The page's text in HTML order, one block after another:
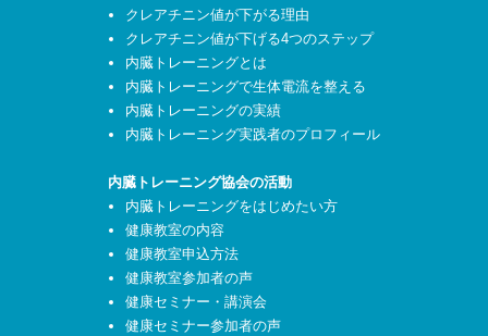
クレアチニン値が下がる理由
クレアチニン値が下げる4つのステップ
内臓トレーニングとは
内臓トレーニングで生体電流を整える
内臓トレーニングの実績
内臓トレーニング実践者のプロフィール
内臓トレーニング協会の活動
内臓トレーニングをはじめたい方
健康教室の内容
健康教室申込方法
健康教室参加者の声
健康セミナー・講演会
健康セミナー参加者の声